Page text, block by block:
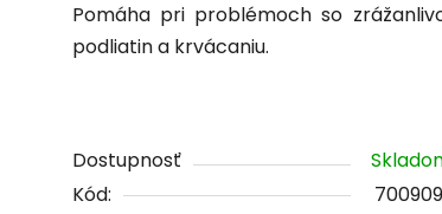
5
hviezdičiek.
Pomáha pri problémoch so
podliatin a krvácaniu.
Dostupnosť
Kód:
700909